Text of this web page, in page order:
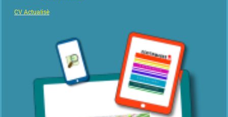
CV Actualisè